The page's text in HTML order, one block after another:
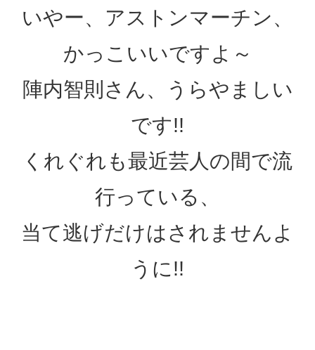
いやー、アストンマーチン、
かっこいいですよ～
陣内智則さん、うらやましい
です!!
くれぐれも最近芸人の間で流
行っている、
当て逃げだけはされませんよ
うに!!